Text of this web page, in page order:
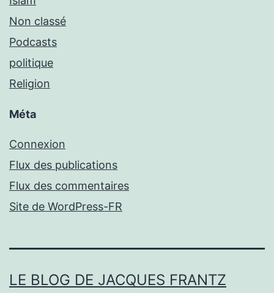
Non classé
Podcasts
politique
Religion
Méta
Connexion
Flux des publications
Flux des commentaires
Site de WordPress-FR
LE BLOG DE JACQUES FRANTZ